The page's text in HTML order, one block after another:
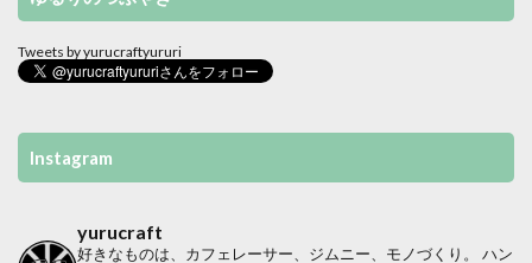
Tweets by yurucraftyururi
Instagram
yurucraft
好きなものは、カフェレーサー、ジムニー、モノづくり。 ハン